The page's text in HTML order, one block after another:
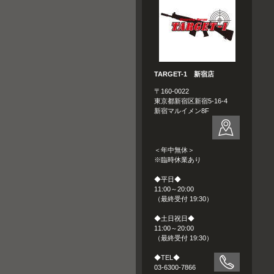
TARGET-1 新宿店
〒160-0022
東京都新宿区新宿5-16-4
新宿マルイメン8F
＜年中無休＞
※臨時休業あり
◆平日◆
11:00～20:00
（最終受付 19:30）
◆土日祝日◆
11:00～20:00
（最終受付 19:30）
◆TEL◆
03-6300-7866